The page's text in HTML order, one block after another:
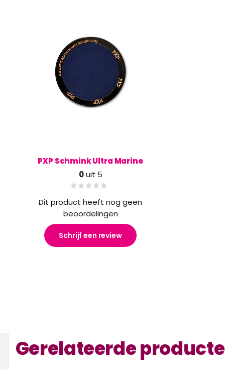
Calcium Carbonate, Paran, Petrolatum, Dextrin, Glycerin,
Disodium EDTA, Sodium Benzoate, Ethylhexylglycerin, CI
Veiligheidsinformatie:
Kleursporen kunnen tijdelijk aanwezig blijven na het
PXP Schmink Ultra Marine
0uit 5
Dit product heeft nog geen
beoordelingen
Schrijf een review
Gerelateerde